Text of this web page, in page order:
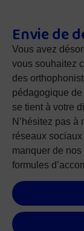
Envie de
Vous avez
vous souhaitez
des
pédagogique
se tient à votre
N’hésitez pas
réseaux sociaux
manquer de
formules